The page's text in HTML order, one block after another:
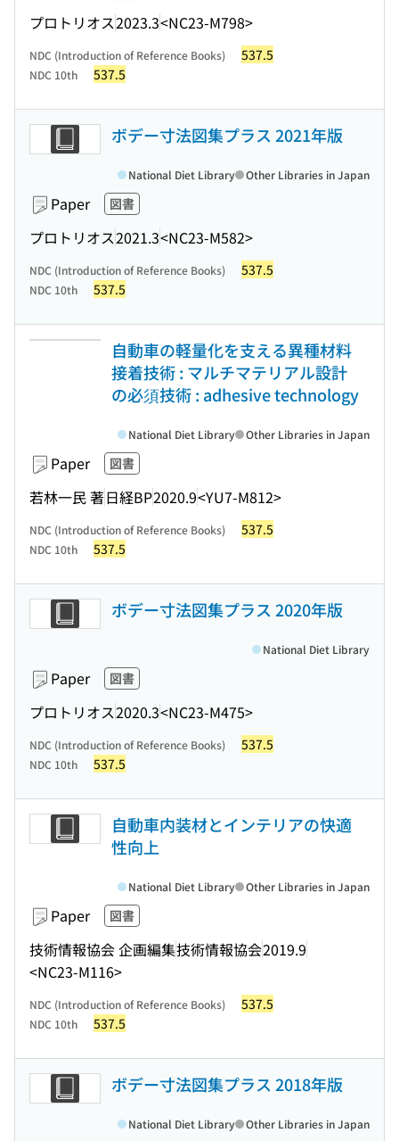
プロトリオス2023.3<NC23-M798>
NDC (Introduction of Reference Books) 537.5
NDC 10th 537.5
ボデー寸法図集プラス 2021年版
Paper 図書
プロトリオス2021.3<NC23-M582>
National Diet Library Other Libraries in Japan
NDC (Introduction of Reference Books) 537.5
NDC 10th 537.5
自動車の軽量化を支える異種材料
接着技術 : マルチマテリアル設計
の必須技術 : adhesive technology
Paper 図書
若林一民 著日経BP2020.9<YU7-M812>
National Diet Library Other Libraries in Japan
NDC (Introduction of Reference Books) 537.5
NDC 10th 537.5
ボデー寸法図集プラス 2020年版
Paper 図書
プロトリオス2020.3<NC23-M475>
National Diet Library
NDC (Introduction of Reference Books) 537.5
NDC 10th 537.5
自動車内装材とインテリアの快適
性向上
Paper 図書
技術情報協会 企画編集技術情報協会2019.9
<NC23-M116>
National Diet Library Other Libraries in Japan
NDC (Introduction of Reference Books) 537.5
NDC 10th 537.5
ボデー寸法図集プラス 2018年版
National Diet Library Other Libraries in Japan